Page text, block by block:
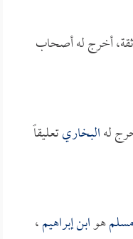
ثقة، أخرج له أصحاب
لهالبخاريتعليقاً
مسلمهوابن إبراهيم،